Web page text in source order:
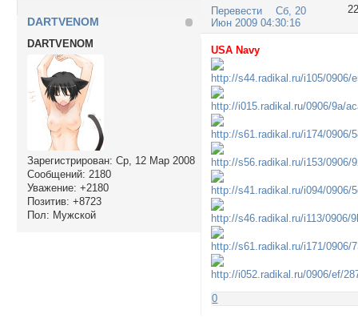
Перевести 22
Сб, 20
Июн 2009 04:30:16
DARTVENOM
DARTVENOM
Зарегистрирован: Ср, 12 Мар 2008
Сообщений: 2180
Уважение: +2180
Позитив: +8723
Пол: Мужской
USA Navy
0